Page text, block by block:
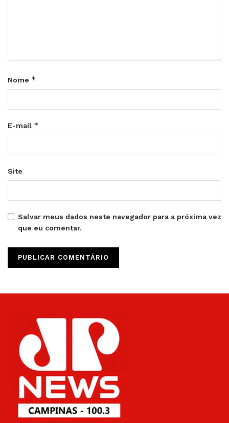
Nome *
E-mail *
Site
Salvar meus dados neste navegador para a próxima vez
que eu comentar.